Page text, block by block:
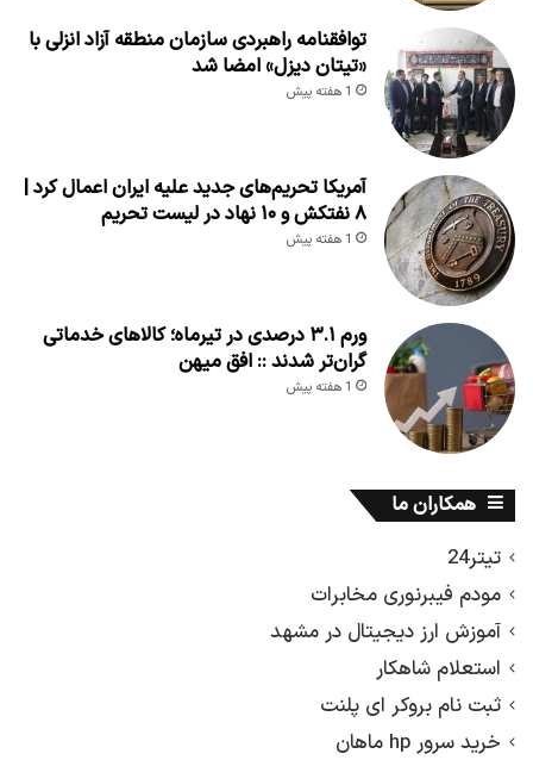
توافقنامه راهبردی سازمان منطقه آزاد انزلی با
«تیتان دیزل» امضا شد
1 هفته پیش
آمریکا تحریم‌های جدید علیه ایران اعمال کرد |
۸ نفتکش و ۱۰ نهاد در لیست تحریم
1 هفته پیش
ورم ۳.۱ درصدی در تیرماه؛ کالاهای خدماتی
گران‌تر شدند :: افق میهن
1 هفته پیش
همکاران ما
تیتر24
مودم فیبرنوری مخابرات
آموزش ارز دیجیتال در مشهد
استعلام شاهکار
ثبت نام بروکر ای پلنت
خرید سرور hp ماهان